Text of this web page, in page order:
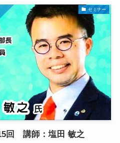
セミナー
回 講師：塩田 敏之